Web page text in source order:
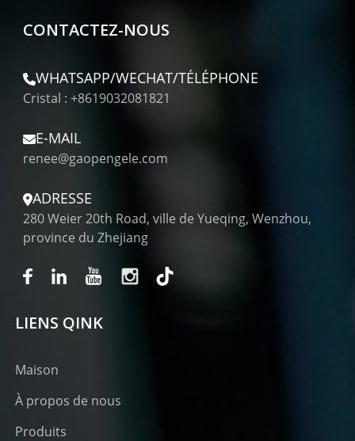
CONTACTEZ-NOUS
WHATSAPP/WECHAT/TÉLÉPHONE
Cristal : +8619032081821
E-MAIL
renee@gaopengele.com
ADRESSE
280 Weier 20th Road, ville de Yueqing, Wenzhou,
province du Zhejiang
LIENS QINK
Maison
À propos de nous
Produits